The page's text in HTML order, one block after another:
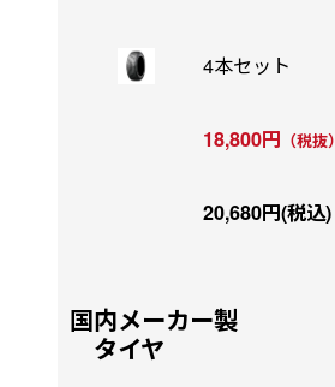
4本セット
18,800円 （税抜）
20,680円(税込)
国内メーカー製
タイヤ